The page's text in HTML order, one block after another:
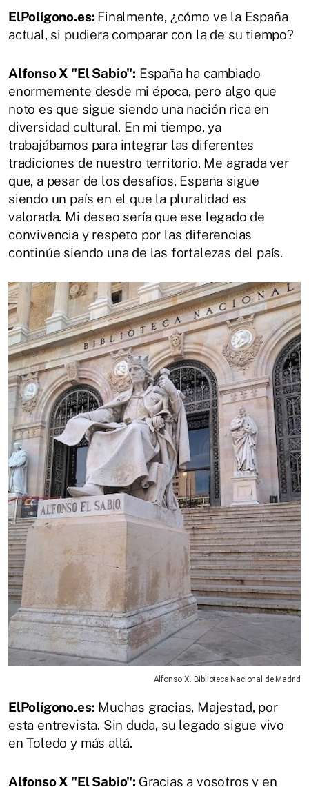
ElPolígono.es: Finalmente, ¿cómo ve la España
actual, si pudiera comparar con la de su tiempo?
Alfonso X "El Sabio": España ha cambiado
enormemente desde mi época, pero algo que
noto es que sigue siendo una nación rica en
diversidad cultural. En mi tiempo, ya
trabajábamos para integrar las diferentes
tradiciones de nuestro territorio. Me agrada ver
que, a pesar de los desafíos, España sigue
siendo un país en el que la pluralidad es
valorada. Mi deseo sería que ese legado de
convivencia y respeto por las diferencias
continúe siendo una de las fortalezas del país.
Alfonso X. Biblioteca Nacional de Madrid
ElPolígono.es: Muchas gracias, Majestad, por
esta entrevista. Sin duda, su legado sigue vivo
en Toledo y más allá.
Alfonso X "El Sabio": Gracias a vosotros y en